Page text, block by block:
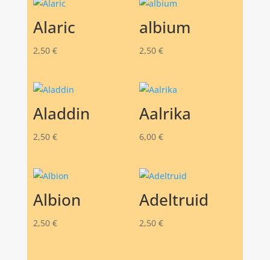
Alaric
2,50 €
albium
2,50 €
Aladdin
2,50 €
Aalrika
6,00 €
Albion
2,50 €
Adeltruid
2,50 €